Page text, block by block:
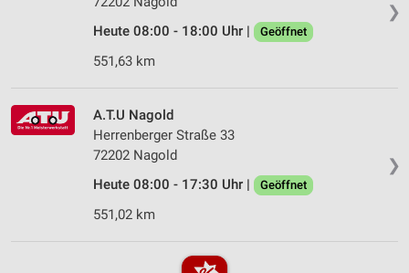
❯
Heute 08:00 - 18:00 Uhr |
Geöffnet
551,63 km
❯
A.T.U Nagold
Herrenberger Straße 33
72202 Nagold
Heute 08:00 - 17:30 Uhr |
Geöffnet
551,02 km